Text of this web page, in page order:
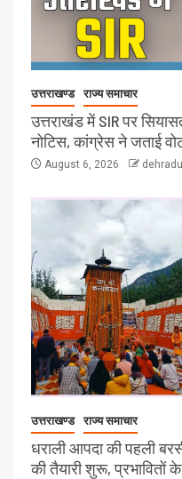
उत्तराखण्ड राज्य समाचार
उत्तराखंड में SIR पर
नोटिस, कांग्रेस ने जताई
August 6, 2026
उत्तराखण्ड राज्य समाचार
धराली आपदा की पहली
की तैयारी शुरू, प्रभावितों